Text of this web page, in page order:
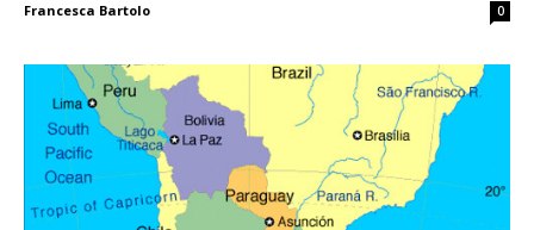
Francesca Bartolo 0